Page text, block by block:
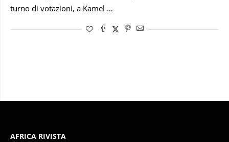
turno di votazioni, a Kamel …
AFRICA RIVISTA